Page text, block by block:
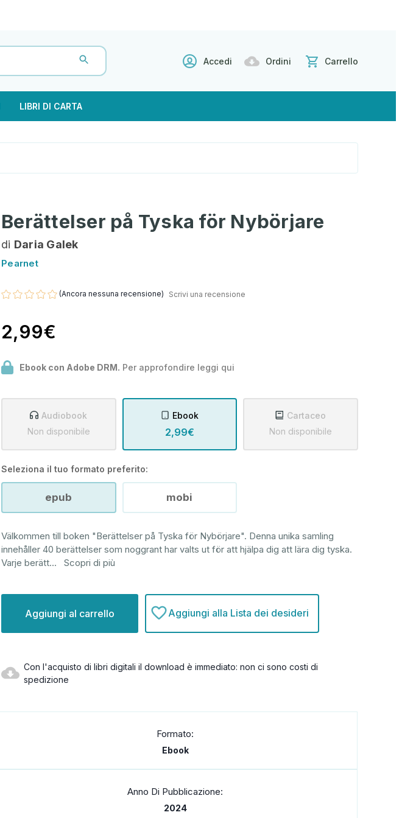
Accedi Ordini Carrello
LIBRI DI CARTA
Berättelser på Tyska för Nybörjare
di Daria Galek
Pearnet
(Ancora nessuna recensione) Scrivi una recensione
2,99€
Ebook con Adobe DRM. Per approfondire leggi qui
Audiobook
Non disponibile
Ebook
2,99€
Cartaceo
Non disponibile
Seleziona il tuo formato preferito:
epub mobi
Välkommen till boken "Berättelser på Tyska för Nybörjare". Denna unika samling
innehåller 40 berättelser som noggrant har valts ut för att hjälpa dig att lära dig tyska.
Varje berätt... Scopri di più
attuale:
Aggiungi alla Lista dei desideri
Con l'acquisto di libri digitali il download è immediato: non ci sono costi di
spedizione
Formato:
Ebook
Anno Di Pubblicazione:
2024